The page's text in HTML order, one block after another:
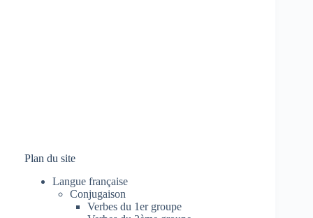
Plan du site
Langue française
Conjugaison
Verbes du 1er groupe